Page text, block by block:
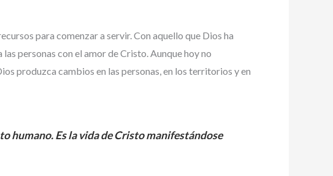
para comenzar a servir. Con aquello que Dios ha
personas con el amor de Cristo. Aunque hoy no
produzca cambios en las personas, en los territorios y en
humano. Es la vida de Cristo manifestándose